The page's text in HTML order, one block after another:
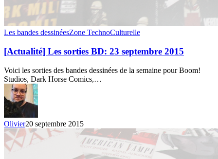
[Actualité]
sorties
BD:
23
septembre
2015
Les bandes dessinéesZone TechnoCulturelle
[Actualité] Les sorties BD: 23 septembre 2015
Voici les sorties des bandes dessinées de la semaine pour Boom!
Studios, Dark Horse Comics,…
Olivier20 septembre 2015